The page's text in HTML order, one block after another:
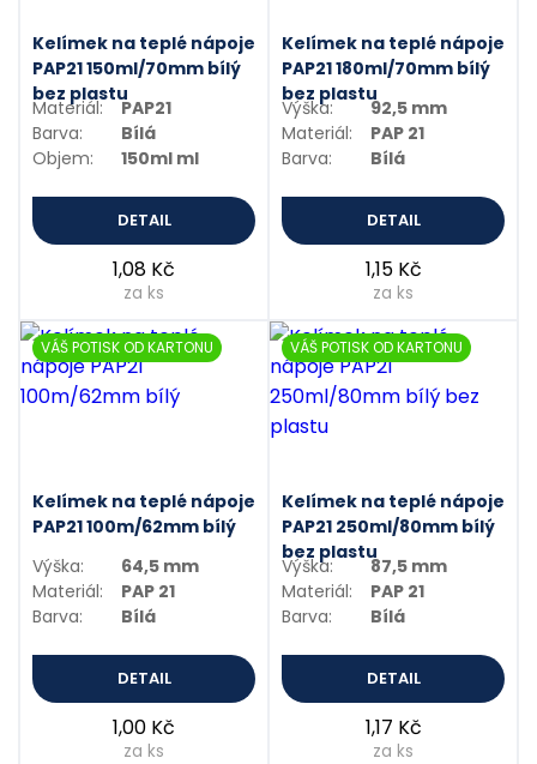
Kelímek na teplé nápoje
PAP21 150ml/70mm bílý
bez plastu
Materiál:
PAP21
Barva:
Bílá
Objem:
150ml ml
DETAIL
1,08 Kč
za ks
Kelímek na teplé nápoje
PAP21 180ml/70mm bílý
bez plastu
Výška:
92,5 mm
Materiál:
PAP 21
Barva:
Bílá
DETAIL
1,15 Kč
za ks
VÁŠ POTISK OD KARTONU
Kelímek na teplé nápoje
PAP21 100m/62mm bílý
Výška:
64,5 mm
Materiál:
PAP 21
Barva:
Bílá
DETAIL
1,00 Kč
za ks
VÁŠ POTISK OD KARTONU
Kelímek na teplé nápoje
PAP21 250ml/80mm bílý
bez plastu
Výška:
87,5 mm
Materiál:
PAP 21
Barva:
Bílá
DETAIL
1,17 Kč
za ks